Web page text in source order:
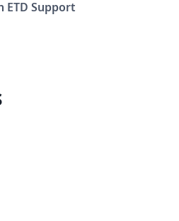
Support